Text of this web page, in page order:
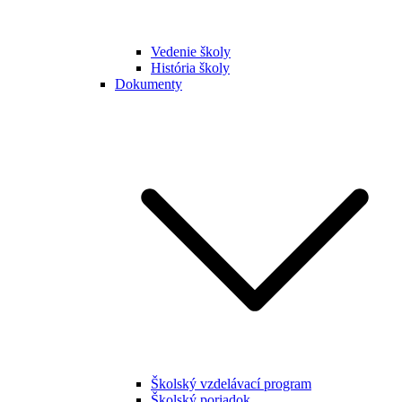
Vedenie školy
História školy
Dokumenty
Školský vzdelávací program